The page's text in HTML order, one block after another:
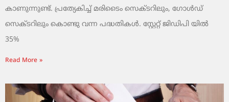
കാണുന്നുണ്ട്. പ്രത്യേകിച്ച് മരിടൈം സെക്ടറിലും, ഗോൾഡ്
സെക്ടറിലും കൊണ്ടു വന്ന പദ്ധതികൾ. സ്റ്റേറ്റ് ജിഡിപി യിൽ
35%
Read More »